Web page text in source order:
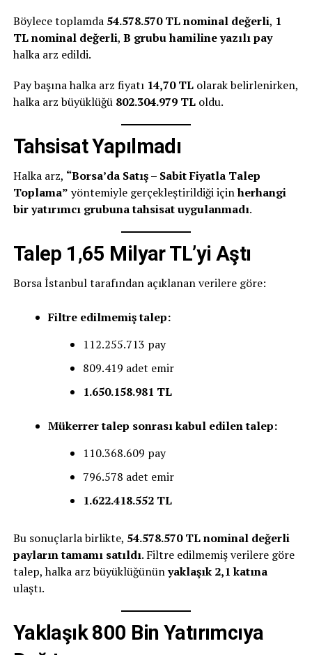
Böylece toplamda 54.578.570 TL nominal değerli, 1
TL nominal değerli, B grubu hamiline yazılı pay
halka arz edildi.
Pay başına halka arz fiyatı 14,70 TLolarak belirlenirken,
halka arz büyüklüğü 802.304.979 TLoldu.
Tahsisat Yapılmadı
Halka arz, “Borsa’da Satış – Sabit Fiyatla Talep
Toplama” yöntemiyle gerçekleştirildiği içinherhangi
bir yatırımcı grubuna tahsisat uygulanmadı.
Talep 1,65 Milyar TL’yi Aştı
Borsa İstanbul tarafından açıklanan verilere göre:
Filtre edilmemiş talep:
112.255.713 pay
809.419 adet emir
1.650.158.981 TL
Mükerrer talep sonrası kabul edilen talep:
110.368.609 pay
796.578 adet emir
1.622.418.552 TL
Bu sonuçlarla birlikte, 54.578.570 TL nominal değerli
payların tamamı satıldı. Filtre edilmemiş verilere göre
talep, halka arz büyüklüğününyaklaşık 2,1 katına
ulaştı.
Yaklaşık 800 Bin Yatırımcıya